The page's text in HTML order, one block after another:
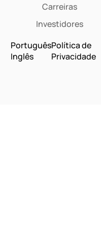
Carreiras
Investidores
Português
Inglês
Política de
Privacidade